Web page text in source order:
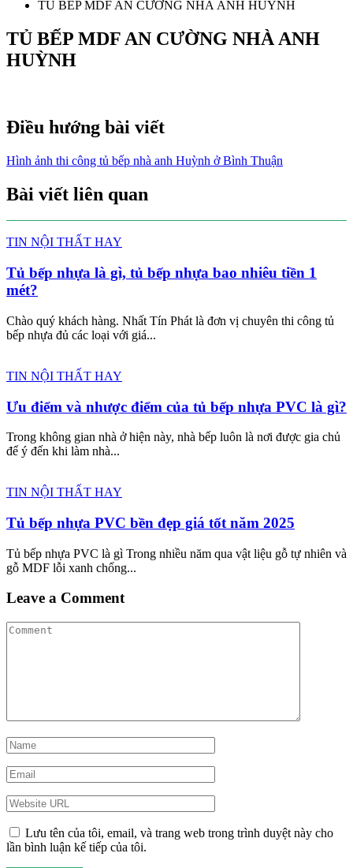
TỦ BẾP MDF AN CƯỜNG NHÀ ANH HUỲNH
TỦ BẾP MDF AN CƯỜNG NHÀ ANH
HUỲNH
Điều hướng bài viết
Hình ảnh thi công tủ bếp nhà anh Huỳnh ở Bình Thuận
Bài viết liên quan
TIN NỘI THẤT HAY
Tủ bếp nhựa là gì, tủ bếp nhựa bao nhiêu tiền 1
mét?
Chào quý khách hàng. Nhất Tín Phát là đơn vị chuyên thi công tủ
bếp nhựa đủ các loại với giá...
TIN NỘI THẤT HAY
Ưu điểm và nhược điểm của tủ bếp nhựa PVC là gì?
Trong không gian nhà ở hiện này, nhà bếp luôn là nơi được gia chủ
để ý đến khi làm nhà...
TIN NỘI THẤT HAY
Tủ bếp nhựa PVC bền đẹp giá tốt năm 2025
Tủ bếp nhựa PVC là gì Trong nhiều năm qua vật liệu gỗ tự nhiên và
gỗ MDF lỗi xanh chống...
Leave a Comment
Lưu tên của tôi, email, và trang web trong trình duyệt này cho
lần bình luận kế tiếp của tôi.